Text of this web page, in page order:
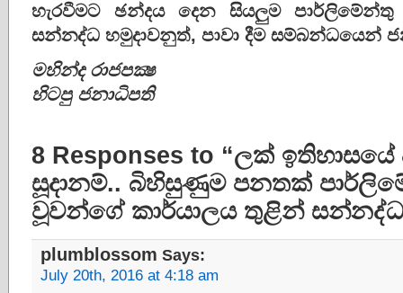
හැරවීමට ඡන්දය දෙන සියලුම
සන්නද්ධ හමුදාවනුත්, පාවා දීම සම්බන්ධයෙන්
මහින්ද රාජපක්‍ෂ
හිටපු ජනාධිපති
8 Responses to “ලක් ඉතිහාසයේ
සූදානම්.. බිහිසුණුම පනතක්
වූවන්ගේ කාර්යාලය තුළින් සන්නද්ධ
plumblossom Says:
July 20th, 2016 at 4:18 am